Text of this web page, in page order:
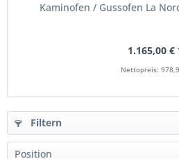
Kaminofen / Gussofen La
1.165,00 €
Nettopreis:
Filtern